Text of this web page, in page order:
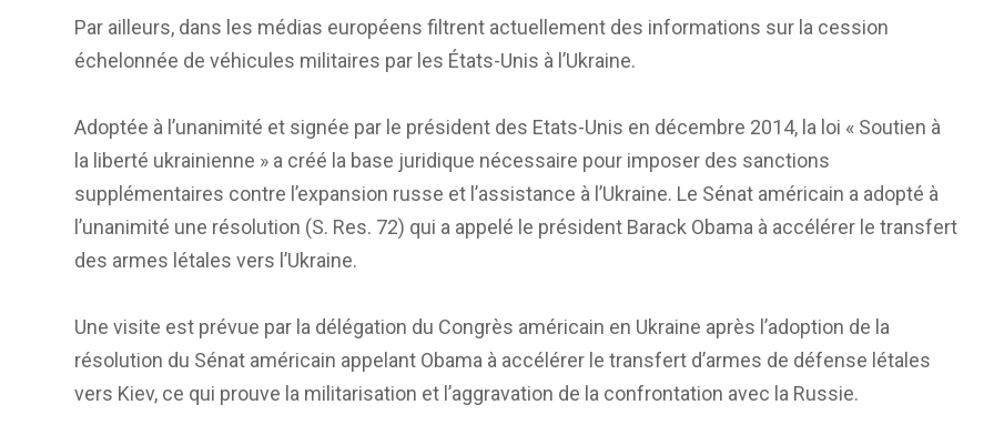
Par ailleurs, dans les médias européens filtrent actuellement des informations sur la cession
échelonnée de véhicules militaires par les États-Unis à l’Ukraine.
Adoptée à l’unanimité et signée par le président des Etats-Unis en décembre 2014, la loi « Soutien à
la liberté ukrainienne » a créé la base juridique nécessaire pour imposer des sanctions
supplémentaires contre l’expansion russe et l’assistance à l’Ukraine. Le Sénat américain a adopté à
l’unanimité une résolution (S. Res. 72) qui a appelé le président Barack Obama à accélérer le transfert
des armes létales vers l’Ukraine.
Une visite est prévue par la délégation du Congrès américain en Ukraine après l’adoption de la
résolution du Sénat américain appelant Obama à accélérer le transfert d’armes de défense létales
vers Kiev, ce qui prouve la militarisation et l’aggravation de la confrontation avec la Russie.